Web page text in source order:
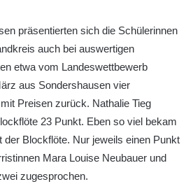
präsentierten sich die Schülerinnen
auch bei auswertigen
etwa vom Landeswettbewerb
aus Sondershausen vier
Preisen zurück. Nathalie Tieg
23 Punkt. Eben so viel bekam
der Blockflöte. Nur jeweils einen Punkt
Mara Louise Neubauer und
zugesprochen.